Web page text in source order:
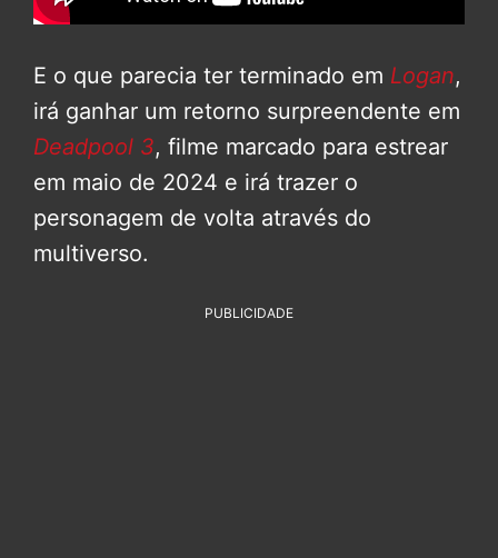
E o que parecia ter terminado em Logan,
irá ganhar um retorno surpreendente em
Deadpool 3, filme marcado para estrear
em maio de 2024 e irá trazer o
personagem de volta através do
multiverso.
PUBLICIDADE